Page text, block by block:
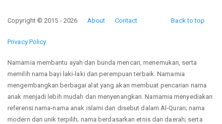
Back to top
Copyright © 2015 - 2026 About Contact
Privacy Policy
Namamia membantu ayah dan bunda mencari, menemukan, serta
memilih nama bayi laki-laki dan perempuan terbaik. Namamia
mengembangkan berbagai alat yang akan membuat pencarian nama
anak menjadi lebih mudah dan menyenangkan. Namamia menyediakan
referensi nama-nama anak islami dan disebut dalam Al-Quran; nama
modern dan unik terpilih; nama berdasarkan etnis dan daerah; serta